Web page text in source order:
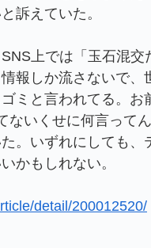
訴えていた。
上では「玉石混交
報しか流さないで
ゴミと言われてる。
ないくせに何言って
。いずれにしても
かもしれない。
detail/200012520/